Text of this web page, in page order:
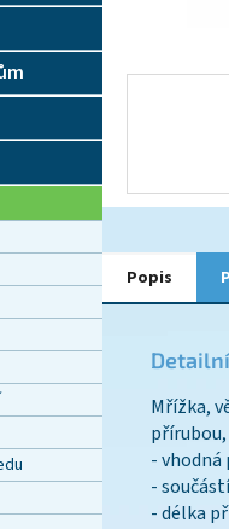
Popis
Mřížka,
- vhodná
-
- délka